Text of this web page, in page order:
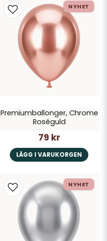
Premiumballonger, Chrome
Roséguld
79 kr
LÄGG I VARUKORGEN
NYHET
NYHET